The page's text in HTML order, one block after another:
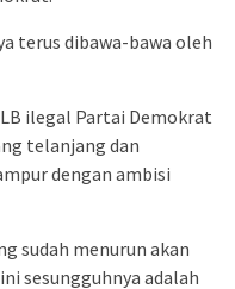
terus dibawa-bawa oleh
ilegal Partai Demokrat
telanjang dan
dengan ambisi
sudah menurun akan
sesungguhnya adalah